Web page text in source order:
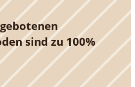
sind zu 100%